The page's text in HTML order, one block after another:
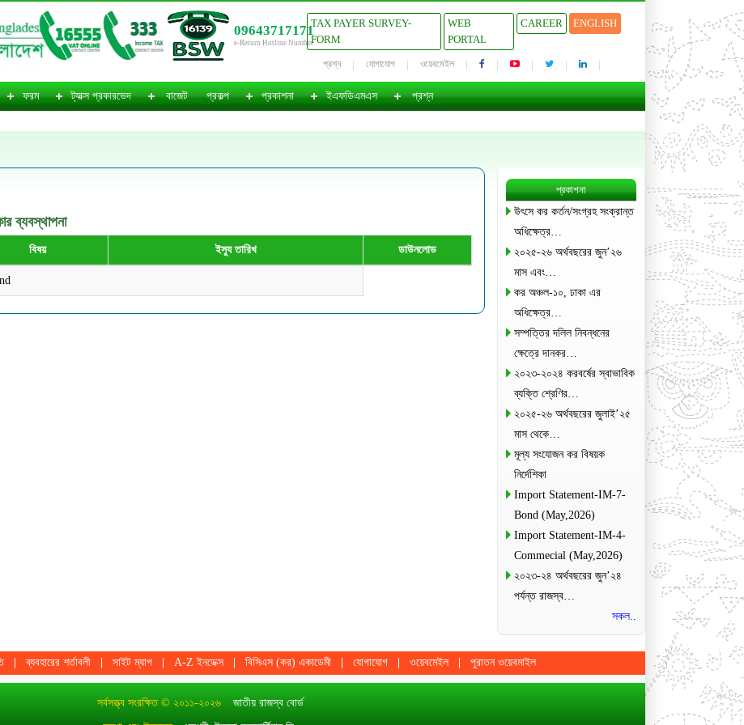
09643717171
e-Return Hotline Number
TAX PAYER SURVEY-
FORM
WEB
PORTAL
CAREER ENGLISH
প্রশ্ন যোগাযোগ ওয়েবমেইল
ফরম ট্যাক্স প্রকারভেদ বাজেট প্রকল্প প্রকাশনা ইএফডিএমএস প্রশ্ন
ব্যবস্থাপনা
বিষয় ইস্যু তারিখ ডাউনলোড
প্রকাশনা
উৎসে কর কর্তন/সংগ্রহ সংক্রান্ত
অধিক্ষেত্র…
২০২৫-২৬ অর্থবছরের জুন’২৬
মাস এবং…
কর অঞ্চল-১০, ঢাকা এর
অধিক্ষেত্র…
সম্পত্তির দলিল নিবন্ধনের
ক্ষেত্রে দানকর…
২০২৩-২০২৪ করবর্ষের স্বাভাবিক
ব্যক্তি শ্রেণির…
২০২৫-২৬ অর্থবছরের জুলাই’২৫
মাস থেকে…
মূল্য সংযোজন কর বিষয়ক
নির্দেশিকা
Import Statement-IM-7-
Bond (May,2026)
Import Statement-IM-4-
Commecial (May,2026)
২০২৩-২৪ অর্থবছরের জুন’২৪
পর্যন্ত রাজস্ব…
সকল..
ব্যবহারের শর্তাবলী সাইট ম্যাপ A-Z ইনডেক্স বিসিএস (কর) একাডেমী যোগাযোগ ওয়েবমেইল পুরাতন ওয়েবমাইল
সর্বসত্ত্ব সংরক্ষিত © ২০১১-২০২৬ জাতীয় রাজস্ব বোর্ড